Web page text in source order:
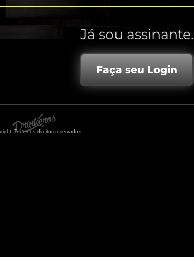
Já sou assinante.
Faça seu Login
Todos os direitos reservados.